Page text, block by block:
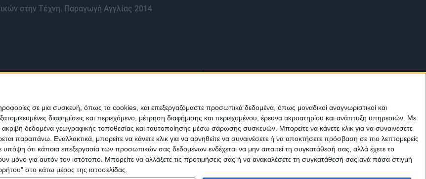
σε μια συσκευή, όπως τα cookies, και επεξεργαζόμαστε προσωπικά δεδομένα, όπως μοναδικοί αναγνωριστικοί και
διαφημίσεις και περιεχόμενο, μέτρηση διαφήμισης και περιεχομένου, έρευνα ακροατηρίου και ανάπτυξη υπηρεσιών. Με
ακριβή δεδομένα γεωγραφικής τοποθεσίας και ταυτοποίησης μέσω σάρωσης συσκευών. Μπορείτε να κάνετε κλικ για να συναινέσετε
παραπάνω. Εναλλακτικά, μπορείτε να κάνετε κλικ για να αρνηθείτε να συναινέσετε ή να αποκτήσετε πρόσβαση σε πιο λεπτομερείς
υπόψη ότι κάποια επεξεργασία των προσωπικών σας δεδομένων ενδέχεται να μην απαιτεί τη συγκατάθεσή σας, αλλά έχετε το
μόνο για αυτόν τον ιστότοπο. Μπορείτε να αλλάξετε τις προτιμήσεις σας ή να ανακαλέσετε τη συγκατάθεσή σας ανά πάσα στιγμή
στο κάτω μέρος της ιστοσελίδας.
στην Τέχνη. Παραγωγή Αγγλίας 2014
Classics Επικοινωνία
Trailers
Μ.Η.Τ.
242814